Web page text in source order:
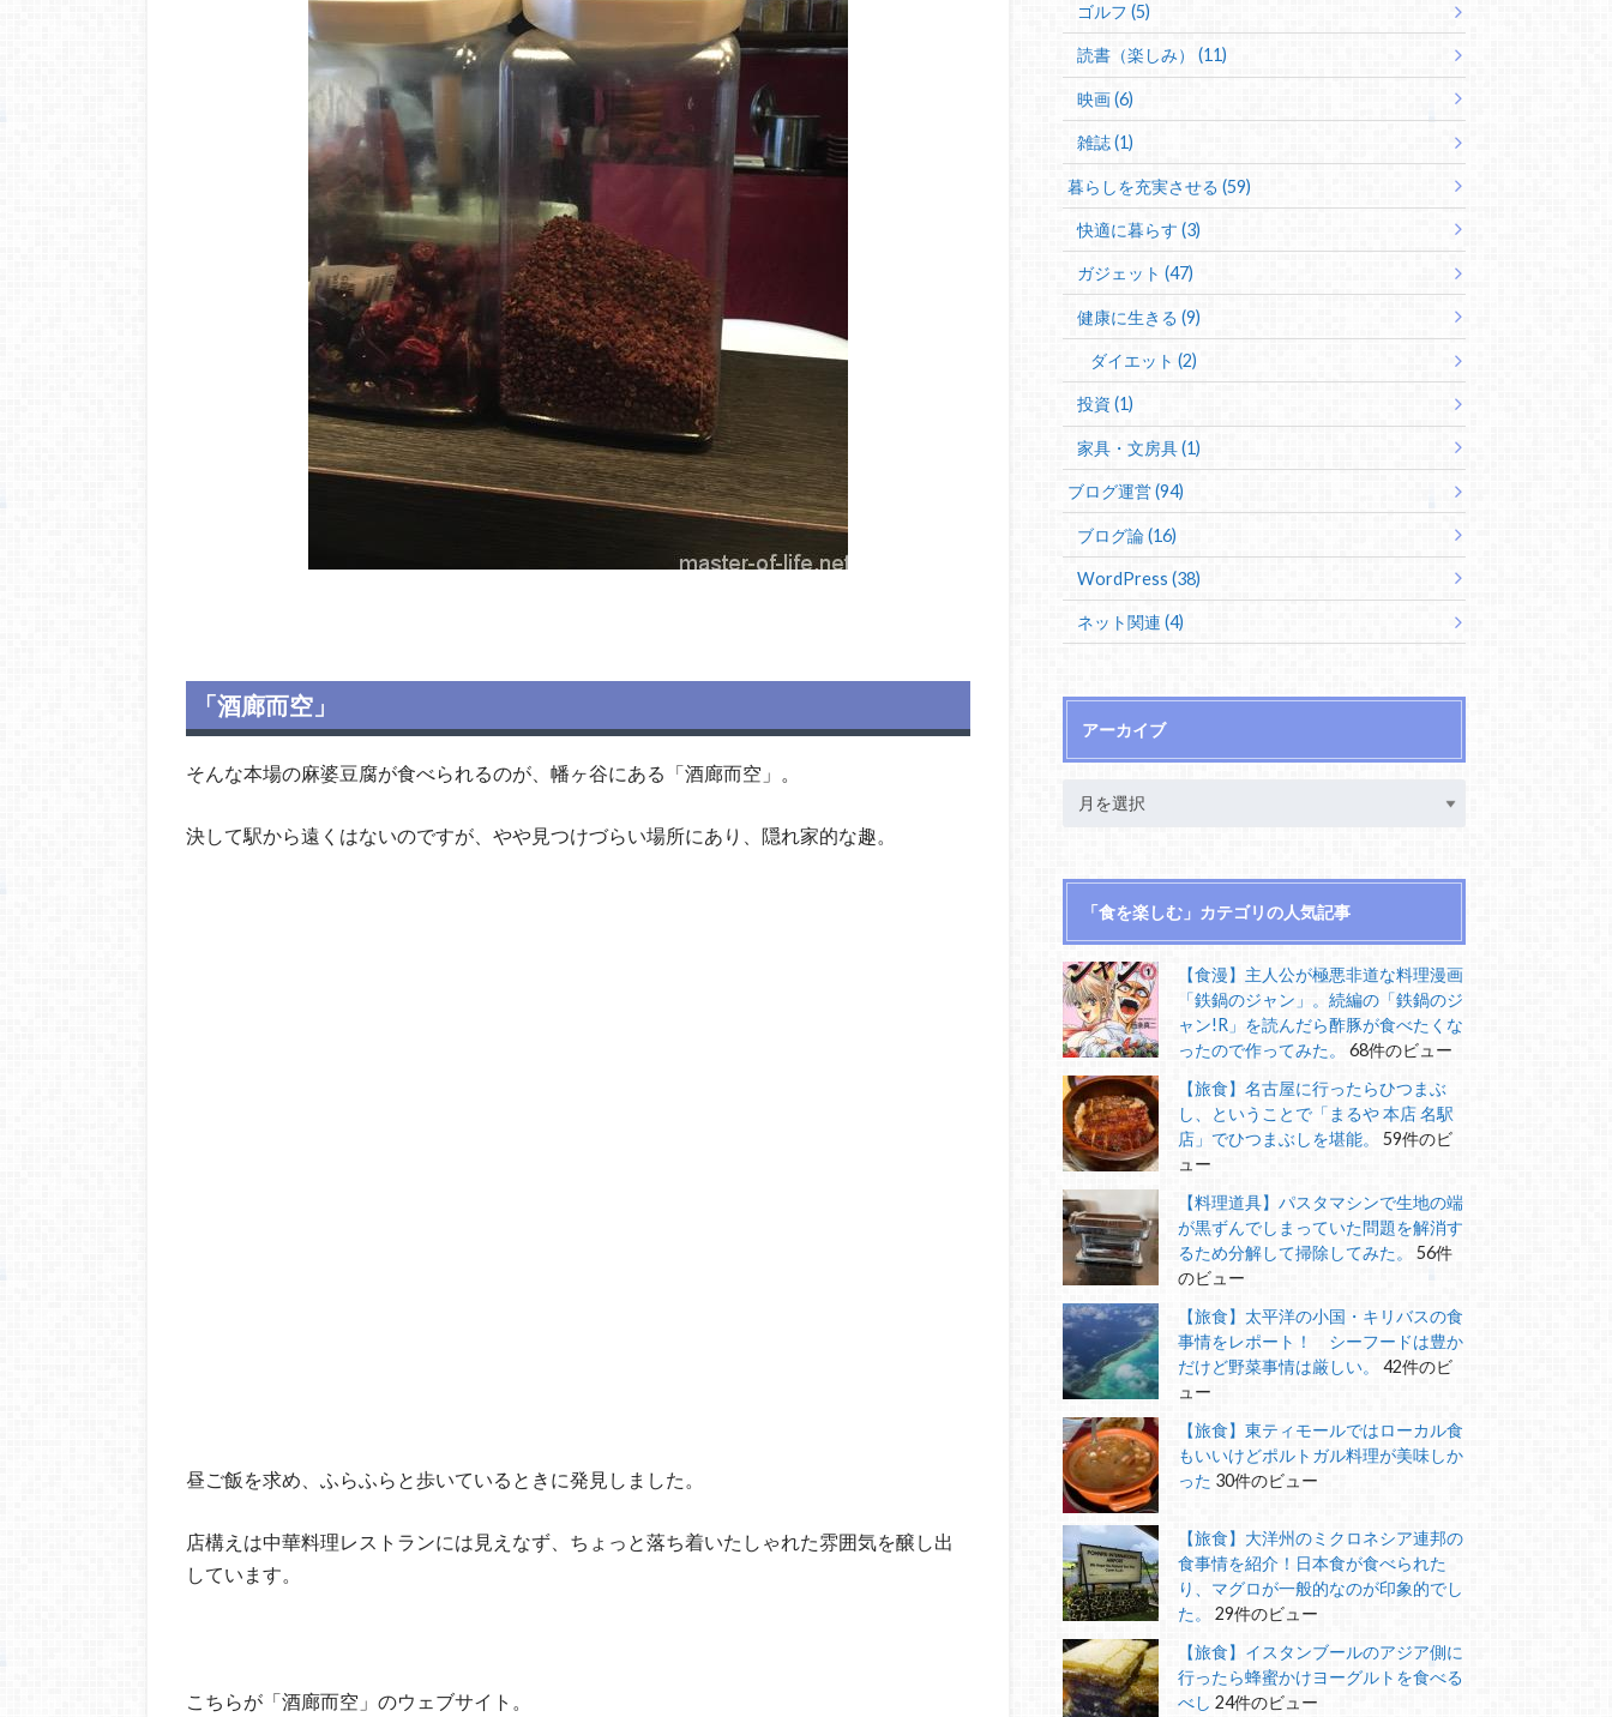
「酒廊而空」
そんな本場の麻婆豆腐が食べられるのが、幡ヶ谷にある「酒廊而空」。
決して駅から遠くはないのですが、やや見つけづらい場所にあり、隠れ家的な趣。
昼ご飯を求め、ふらふらと歩いているときに発見しました。
店構えは中華料理レストランには見えなず、ちょっと落ち着いたしゃれた雰囲気を醸し出
しています。
こちらが「酒廊而空」のウェブサイト。
ゴルフ (5)
読書（楽しみ） (11)
映画 (6)
雑誌 (1)
暮らしを充実させる (59)
快適に暮らす (3)
ガジェット (47)
健康に生きる (9)
ダイエット (2)
投資 (1)
家具・文房具 (1)
ブログ運営 (94)
ブログ論 (16)
WordPress (38)
ネット関連 (4)
アーカイブ
「食を楽しむ」カテゴリの人気記事
【食漫】主人公が極悪非道な料理漫画
「鉄鍋のジャン」。続編の「鉄鍋のジ
ャン!R」を読んだら酢豚が食べたくな
ったので作ってみた。
68件のビュー
【旅食】名古屋に行ったらひつまぶ
し、ということで「まるや 本店 名駅
店」でひつまぶしを堪能。
59件のビ
ュー
【料理道具】パスタマシンで生地の端
が黒ずんでしまっていた問題を解消す
るため分解して掃除してみた。
56件
のビュー
【旅食】太平洋の小国・キリバスの食
事情をレポート！ シーフードは豊か
だけど野菜事情は厳しい。
42件のビ
ュー
【旅食】東ティモールではローカル食
もいいけどポルトガル料理が美味しか
った 30件のビュー
【旅食】大洋州のミクロネシア連邦の
食事情を紹介！日本食が食べられた
り、マグロが一般的なのが印象的でし
た。
29件のビュー
【旅食】イスタンブールのアジア側に
行ったら蜂蜜かけヨーグルトを食べる
べし 24件のビュー